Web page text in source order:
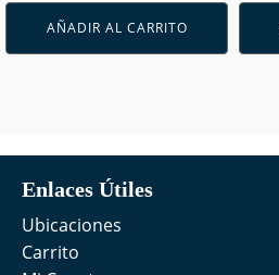
AÑADIR AL CARRITO
Enlaces Útiles
Ubicaciones
Carrito